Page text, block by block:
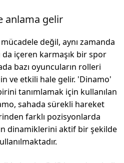
anlama gelir
değil, aynı zamanda
içeren karmaşık bir spor
bazı oyuncuların rolleri
ve etkili hale gelir. 'Dinamo'
tanımlamak için kullanılan
sahada sürekli hareket
farklı pozisyonlarda
dinamiklerini aktif bir şekilde